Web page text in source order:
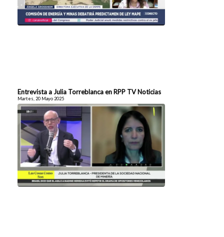
Entrevista a Julia Torreblanca en RPP TV Noticias
Martes, 20 Mayo 2025